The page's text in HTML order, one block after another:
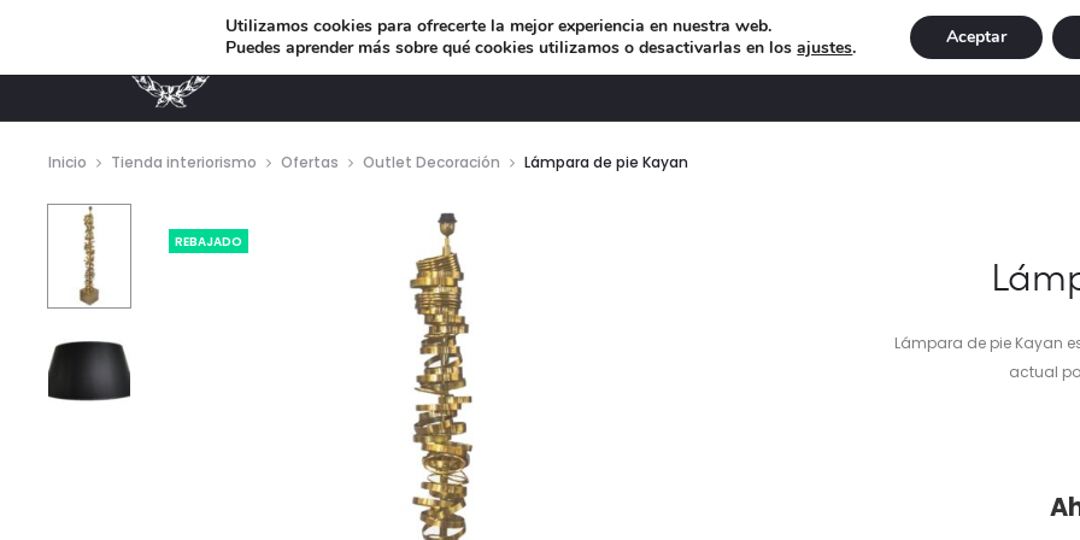
MUEBLES DE DISEÑO ILUMINACIÓN NAVIDAD
Inicio Tienda interiorismo Ofertas Outlet Decoración Lámpara de pie Kayan
REBAJADO
Lámpara de pie Kayan
actual
Utilizamos cookies para ofrecerte la mejor experiencia en nuestra web.
Puedes aprender más sobre qué cookies utilizamos o desactivarlas en losajustes. Aceptar